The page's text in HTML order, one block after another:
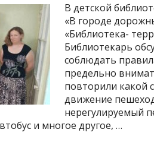
В детской
«В городе
«Библиотека-
Библиотекарь
соблюдать
предельно
повторили какой
движение
нерегулируемый
и многое другое, …